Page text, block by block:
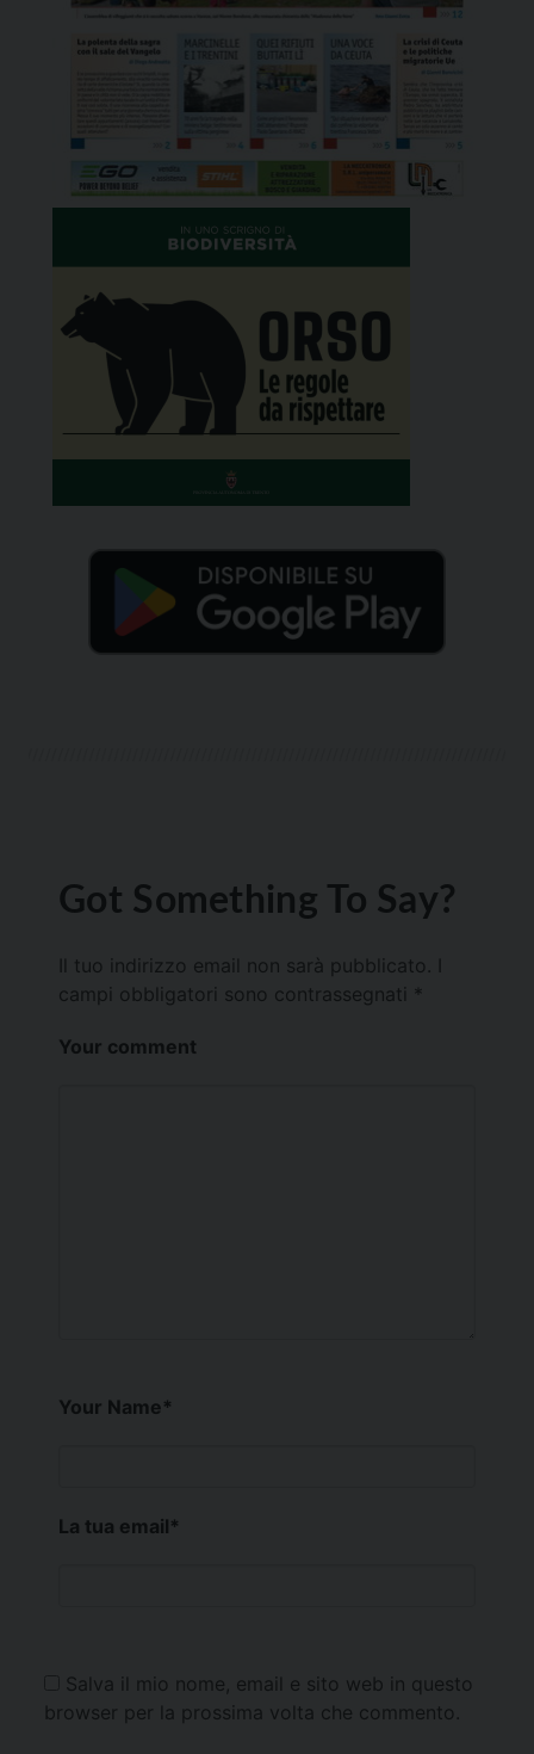
Got Something To Say?
Il tuo indirizzo email non sarà pubblicato.
campi obbligatori sono contrassegnati *
Your comment
Your Name*
La tua email*
Salva il mio nome, email e sito web in questo
browser per la prossima volta che commento.